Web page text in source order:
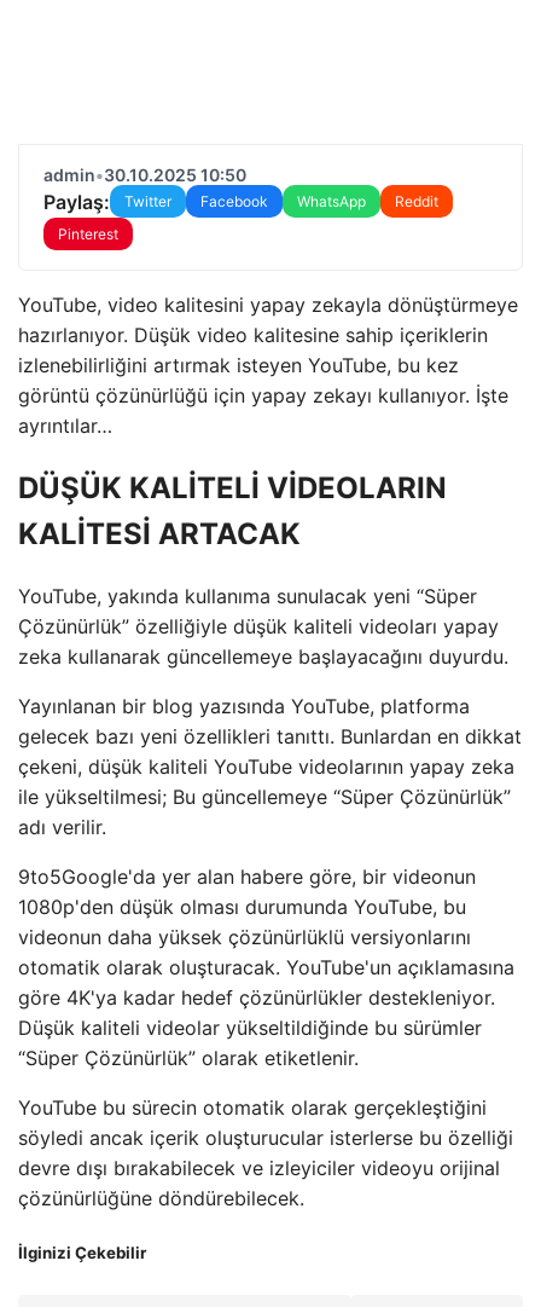
admin•30.10.2025 10:50
Paylaş: Twitter Facebook WhatsApp
Reddit
Pinterest
YouTube, video kalitesini yapay zekayla dönüştürmeye
hazırlanıyor. Düşük video kalitesine sahip içeriklerin
izlenebilirliğini artırmak isteyen YouTube, bu kez
görüntü çözünürlüğü için yapay zekayı kullanıyor. İşte
ayrıntılar…
DÜŞÜK KALİTELİ VİDEOLARIN
KALİTESİ ARTACAK
YouTube, yakında kullanıma sunulacak yeni “Süper
Çözünürlük” özelliğiyle düşük kaliteli videoları yapay
zeka kullanarak güncellemeye başlayacağını duyurdu.
Yayınlanan bir blog yazısında YouTube, platforma
gelecek bazı yeni özellikleri tanıttı. Bunlardan en dikkat
çekeni, düşük kaliteli YouTube videolarının yapay zeka
ile yükseltilmesi; Bu güncellemeye “Süper Çözünürlük”
adı verilir.
9to5Google'da yer alan habere göre, bir videonun
1080p'den düşük olması durumunda YouTube, bu
videonun daha yüksek çözünürlüklü versiyonlarını
otomatik olarak oluşturacak. YouTube'un açıklamasına
göre 4K'ya kadar hedef çözünürlükler destekleniyor.
Düşük kaliteli videolar yükseltildiğinde bu sürümler
“Süper Çözünürlük” olarak etiketlenir.
YouTube bu sürecin otomatik olarak gerçekleştiğini
söyledi ancak içerik oluşturucular isterlerse bu özelliği
devre dışı bırakabilecek ve izleyiciler videoyu orijinal
çözünürlüğüne döndürebilecek.
İlginizi Çekebilir